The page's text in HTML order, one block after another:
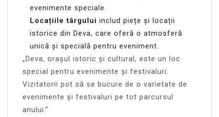
evenimente speciale.
Locațiile târgului includ piețe și locații
istorice din Deva, care oferă o atmosferă
unică și specială pentru eveniment.
„Deva, orașul istoric și cultural, este un loc
special pentru evenimente și festivaluri.
Vizitatorii pot să se bucure de o varietate de
evenimente și festivaluri pe tot parcursul
anului.”